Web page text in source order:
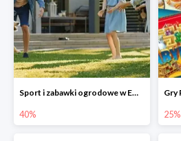
Sport i zabawki ogrodowe w Empiku do -40%
40% 25%